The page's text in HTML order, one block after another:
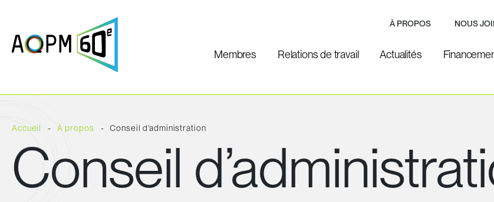
À PROPOS NOUS
Membres Relations de travail Actualités
Accueil À propos Conseil d'administration
Conseil